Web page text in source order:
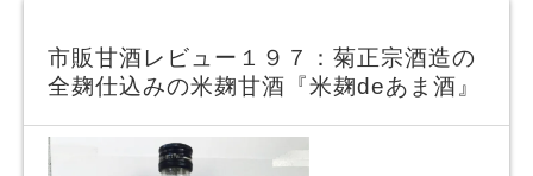
市販甘酒レビュー１９７：菊正宗酒造の
全麹仕込みの米麹甘酒『米麹deあま酒』